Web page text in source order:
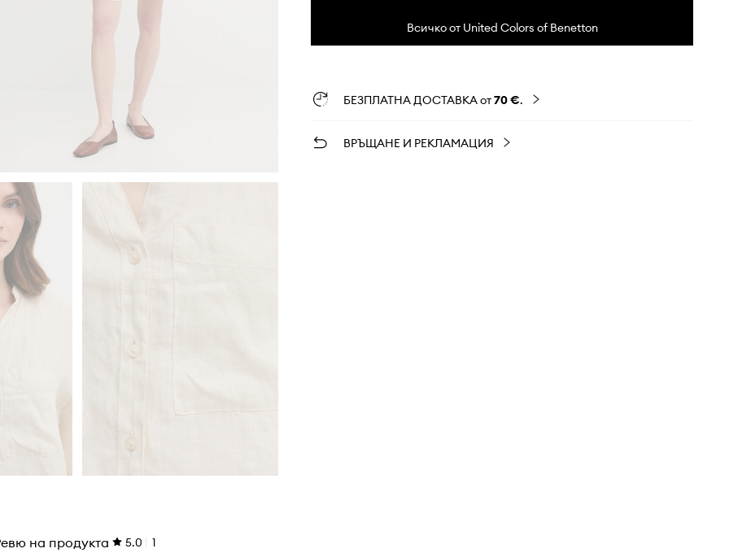
Всичко от United Colors of Benetton
БЕЗПЛАТНА ДОСТАВКА от70 €.
ВРЪЩАНЕ И РЕКЛАМАЦИЯ
на продукта 5.0 1